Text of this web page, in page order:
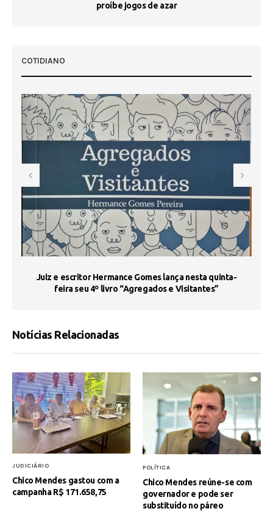
proíbe jogos de azar
COTIDIANO
Juiz e escritor Hermance Gomes lança nesta quinta-
feira seu 4º livro “Agregados e Visitantes”
Notícias Relacionadas
JUDICIÁRIO
Chico Mendes gastou com a
campanha R$ 171.658,75
POLÍTICA
Chico Mendes reúne-se com
governador e pode ser
substituído no páreo